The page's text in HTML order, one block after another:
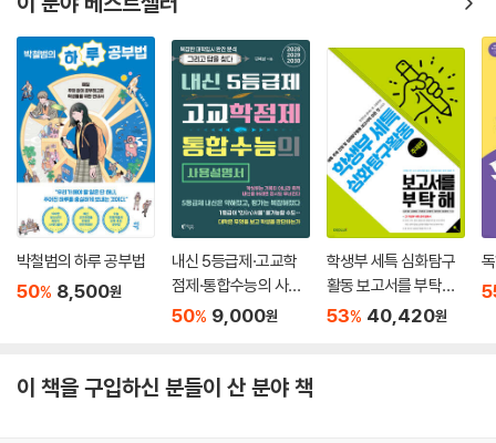
_내 인생 최고의 공부하기 좋은 날은 바로 오늘이다
Beyond Story 칭기즈칸의 편지
11 배우려는 마음이 없으면, 아무리 잘 가르치는 선생님도 소용없다
_‘어떻게 배우느냐’가 ‘어떻게 가르치느냐’보다 100배 더 중요하다
_떨어진 내 성적 두고 선생님 탓하지 마라
_모든 선생님에게는 반드시 배울 점이 있다
_예의 바름은 똑똑하다는 증거다
_‘우리 학교’ 다니는 사람, ‘남의 학교’ 다니는 사람
Beyond Story “도대체 언제까지 날 골탕 먹일 셈이죠?”
12 아무나 공부할 수 있는 건 아니었다
_나는 공부할 수 없었다1. 잭 런던 이야기
_나는 공부할 수 없었다3. 프레더릭 더글러스 이야기
니까요.
---「루틴3. 진짜로 집중한 시간 : 스톱워치」중에서
성적이 올랐으면 오른 대로, 떨어졌으면 떨어진 대로 나를 돌아보아야 합
니다. 선생님 탓하면서 숨어버리지 말고요. 그래야 내가 어떤 점이 부족한
지, 무엇을 고쳐야 할지 골똘히 고민해 방법을 찾게 돼요. 중요한 건 ‘어떤
수업을 듣느냐’가 아니라 ‘어떻게 수업을 듣느냐’입니다. 그러니 성적이 떨
어졌다면 ‘내가 듣는 수업’을 바꿀 게 아니라 ‘내가 수업 듣는 방식’을 바꿔
야 합니다. 그게 진짜 제대로 된 대책입니다. 귀하게 볼 줄 아는 ‘안목’과 귀
하게 받아들일 줄 아는 ‘열린 귀’, 귀하게 느낄 줄 아는 ‘감동’. 이 세 가지만
있으면 됩니다. 세상에 원래부터 시시한 수업이란 없어요. 내가 시시하게
만드는 것뿐이지. 장담합니다. 내가 똑바로 듣기만 한다면 그 어떤 수업이
라도 반드시 최고의 수업이 되리라는 것을요.
생들이 공부란 ‘귀찮고 재미없는, 그래서 될 수 있는 한 절대로 하고 싶지
않은 일’로 생각할 것이다. 그렇다면 공부는 왜 지겹고 불행한 일일까? 이
책의 저자는 10대들이 ‘목적’과 ‘의미’를 제대로 알지 못한 채, 그저 ‘남과의
경쟁’만을 위해 공부하기 때문이라 단언한다. 공부의 참 의미는 ‘성공’이 아
니라 ‘성장’에 있으며, 내 인생을 준비하고, 나 자신을 알아가고, 내 마음과
친해지는 일이야말로 우리가 공부를 해야 하는 진짜 이유다. 나아가 저자
자신 역시 ‘내가 왜 공부하는지’를 깨달은 후에는 ‘무엇을 어떻게 공부해야
하는지’에 대한 해답도 자연스럽게 얻었으며, 저절로 성적까지 빠르게 향
상하는 기적을 경험했다고 전한다.
공부의 의미를 ‘성장’에 둔 사람은 남과의 경쟁보다 ‘자신과의 경쟁’에 집중
하기 마련이다. 공부를 하며 매일 나아지는 자신의 모습에 감동하고, 새로
시간이고 꼼짝 않겠다는 독한 각오, 내 심장박동 소리가 귀에 들릴 정도의
박철범의 하루 공부법
50% 8,500원
내신 5등급제·고교학
점제·통합수능의 사용
설명서
50% 9,000원
학생부 세특 심화탐구
활동 보고서를 부탁해
(주제편)
53% 40,420원
이 책을 구입하신 분들이 산 분야 책